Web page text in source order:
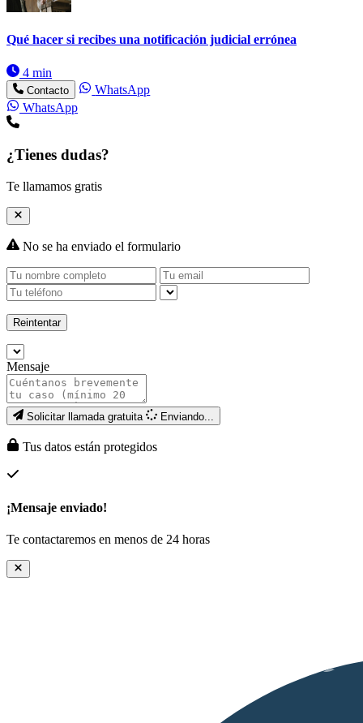
Qué hacer si recibes una notificación judicial errónea
4 min
Contacto
WhatsApp
WhatsApp
¿Tienes dudas?
Te llamamos gratis
No se ha enviado el formulario
Reintentar
Mensaje
Solicitar llamada gratuita Enviando...
Tus datos están protegidos
¡Mensaje enviado!
Te contactaremos en menos de 24 horas